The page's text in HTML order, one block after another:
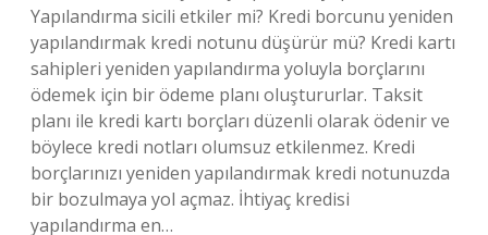
Yapılandırma sicili etkiler mi? Kredi borcunu yeniden
yapılandırmak kredi notunu düşürür mü? Kredi kartı
sahipleri yeniden yapılandırma yoluyla borçlarını
ödemek için bir ödeme planı oluştururlar. Taksit
planı ile kredi kartı borçları düzenli olarak ödenir ve
böylece kredi notları olumsuz etkilenmez. Kredi
borçlarınızı yeniden yapılandırmak kredi notunuzda
bir bozulmaya yol açmaz. İhtiyaç kredisi
yapılandırma en…